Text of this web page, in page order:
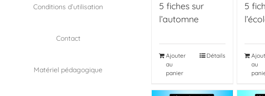
Conditions d’utilisation
Contact
Matériel pédagogique
5 fiches sur
l’automne
Ajouter
au
panier
Détails
5
au